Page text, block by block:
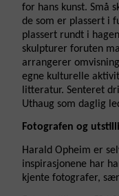
for hans kunst. Små
de som er plassert i
plassert rundt i
skulpturer foruten
arrangerer
egne kulturelle
litteratur. Senteret
Uthaug som daglig
Fotografen og
Harald Opheim er
inspirasjonene har
kjente fotografer,